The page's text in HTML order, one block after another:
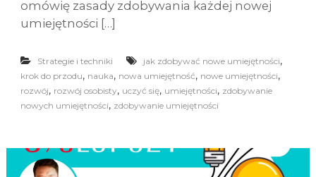
omówię zasady zdobywania każdej nowej
umiejętności […]
Strategie i techniki jak zdobywać nowe umiejętności,
krok do przodu, nauka, nowa umiejętność, nowe umiejętności,
rozwój, rozwój osobisty, uczyć się, umiejętności, zdobywanie
nowych umiejętności, zdobywanie umiejętności